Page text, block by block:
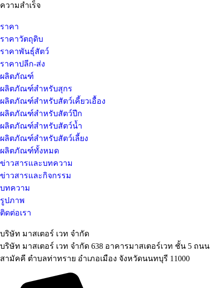
ความสำเร็จ
ราคา
ราคาวัตถุดิบ
ราคาพันธุ์สัตว์
ราคาปลีก-ส่ง
ผลิตภัณฑ์
ผลิตภัณฑ์สำหรับสุกร
ผลิตภัณฑ์สำหรับสัตว์เคี้ยวเอื้อง
ผลิตภัณฑ์สำหรับสัตว์ปีก
ผลิตภัณฑ์สำหรับสัตว์น้ำ
ผลิตภัณฑ์สำหรับสัตว์เลี้ยง
ผลิตภัณฑ์ทั้งหมด
ข่าวสารและบทความ
ข่าวสารและกิจกรรม
บทความ
รูปภาพ
ติดต่อเรา
บริษัท มาสเตอร์ เวท จำกัด
บริษัท มาสเตอร์ เวท จำกัด 638 อาคารมาสเตอร์เวท ชั้น 5 ถนน
สามัคคี ตำบลท่าทราย อำเภอเมือง จังหวัดนนทบุรี 11000